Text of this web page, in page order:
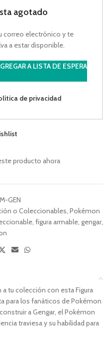
agotado
correo electrónico y te
a estar disponible.
A LISTA DE ESPERA
de privacidad
producto ahora
GEN
o Coleccionables, Pokémon
, figura armable, gengar,
tu colección con esta Figura
para los fanáticos de Pokémon
a Gengar, el Pokémon
traviesa y su habilidad para